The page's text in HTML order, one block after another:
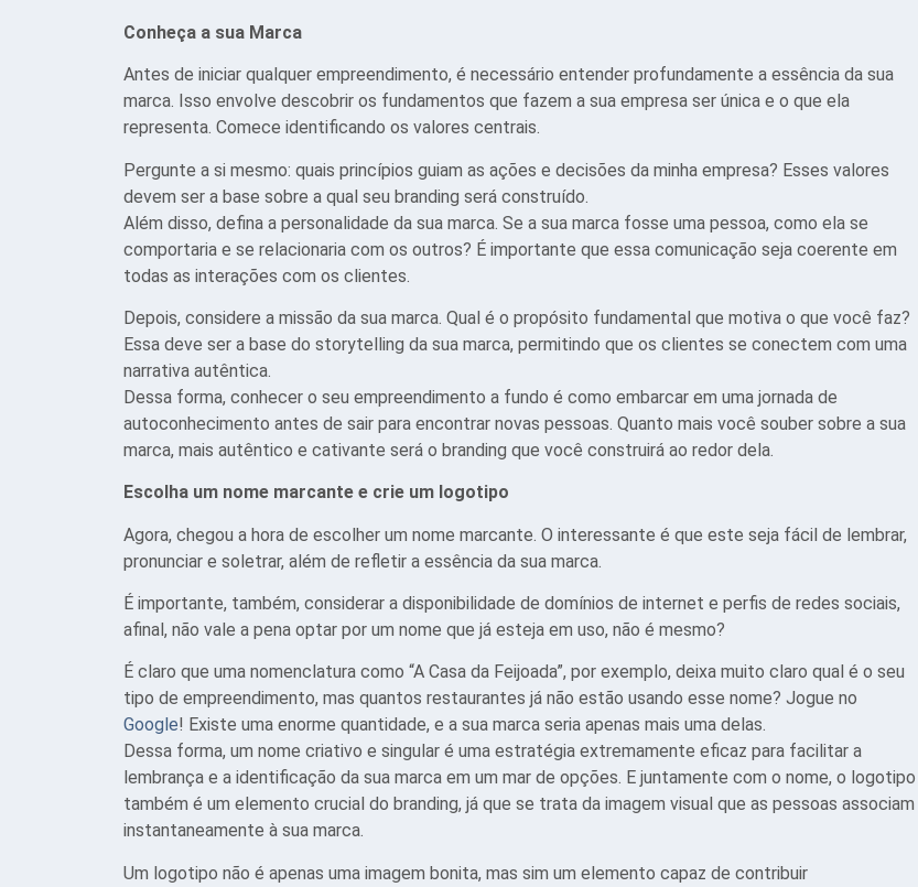
Conheça a sua Marca
Antes de iniciar qualquer empreendimento, é necessário entender profundamente a essência da sua
marca. Isso envolve descobrir os fundamentos que fazem a sua empresa ser única e o que ela
representa. Comece identificando os valores centrais.
Pergunte a si mesmo: quais princípios guiam as ações e decisões da minha empresa? Esses valores
devem ser a base sobre a qual seu branding será construído.
Além disso, defina a personalidade da sua marca. Se a sua marca fosse uma pessoa, como ela se
comportaria e se relacionaria com os outros? É importante que essa comunicação seja coerente em
todas as interações com os clientes.
Depois, considere a missão da sua marca. Qual é o propósito fundamental que motiva o que você faz?
Essa deve ser a base do storytelling da sua marca, permitindo que os clientes se conectem com uma
narrativa autêntica.
Dessa forma, conhecer o seu empreendimento a fundo é como embarcar em uma jornada de
autoconhecimento antes de sair para encontrar novas pessoas. Quanto mais você souber sobre a sua
marca, mais autêntico e cativante será o branding que você construirá ao redor dela.
Escolha um nome marcante e crie um logotipo
Agora, chegou a hora de escolher um nome marcante. O interessante é que este seja fácil de lembrar,
pronunciar e soletrar, além de refletir a essência da sua marca.
É importante, também, considerar a disponibilidade de domínios de internet e perfis de redes sociais,
afinal, não vale a pena optar por um nome que já esteja em uso, não é mesmo?
É claro que uma nomenclatura como “A Casa da Feijoada”, por exemplo, deixa muito claro qual é o seu
tipo de empreendimento, mas quantos restaurantes já não estão usando esse nome? Jogue no
Google! Existe uma enorme quantidade, e a sua marca seria apenas mais uma delas.
Dessa forma, um nome criativo e singular é uma estratégia extremamente eficaz para facilitar a
lembrança e a identificação da sua marca em um mar de opções. E juntamente com o nome, o logotipo
também é um elemento crucial do branding, já que se trata da imagem visual que as pessoas associam
instantaneamente à sua marca.
Um logotipo não é apenas uma imagem bonita, mas sim um elemento capaz de contribuir